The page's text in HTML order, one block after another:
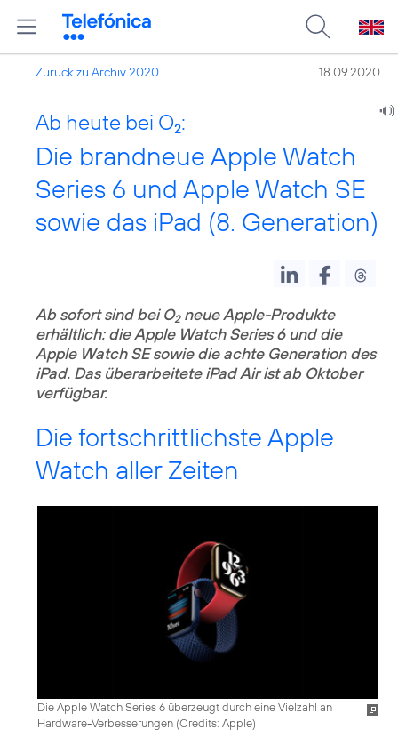
Zurück zu Archiv 2020 18.09.2020
Ab heute bei O2:
Die brandneue Apple Watch
Series 6 und Apple Watch SE
sowie das iPad (8. Generation)
Ab sofort sindbei O2neue Apple-Produkte
erhältlich: die Apple Watch Series 6 und die
Apple Watch SE sowie die achte Generation des
iPad. Das überarbeitete iPad Air istab Oktober
verfügbar.
Die fortschrittlichste Apple
Watch aller Zeiten
Die Apple Watch Series 6 überzeugt durch eine Vielzahl an
Hardware-Verbesserungen (Credits: Apple)